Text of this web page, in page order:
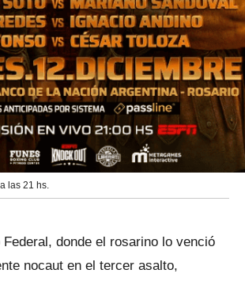
las 21 hs.
Federal, donde el rosarino lo venció
nocaut en el tercer asalto,